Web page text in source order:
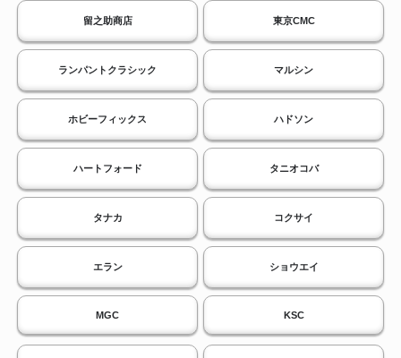
留之助商店 東京CMC
ランパントクラシック マルシン
ホビーフィックス ハドソン
ハートフォード タニオコバ
タナカ コクサイ
エラン ショウエイ
MGC KSC